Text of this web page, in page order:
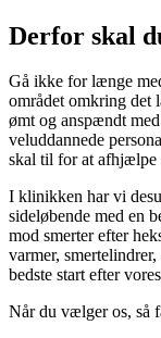
Derfor skal
Gå ikke for længe
området omkring det
ømt og anspændt
veluddannede
skal til for at afhjælpe
I klinikken har vi
sideløbende med en
mod smerter efter
varmer,
bedste start efter
Når du vælger os, så